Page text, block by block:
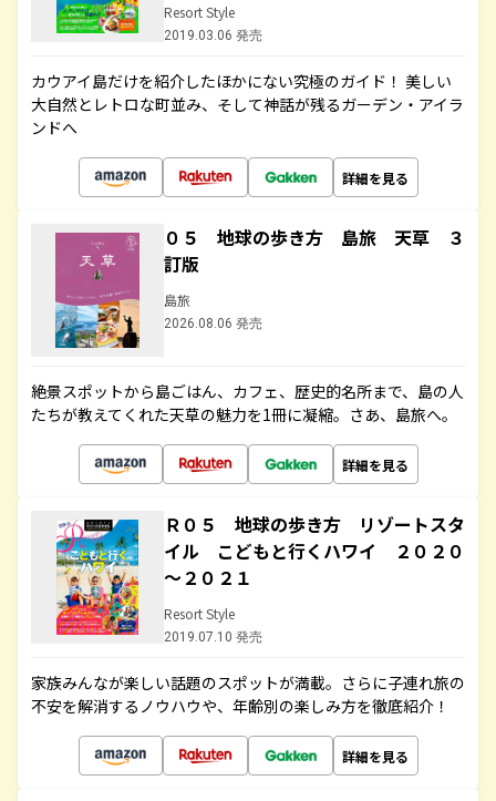
Resort Style
2019.03.06 発売
カウアイ島だけを紹介したほかにない究極のガイド！ 美しい
大自然とレトロな町並み、そして神話が残るガーデン・アイラ
ンドへ
詳細を見る
０５ 地球の歩き方 島旅 天草 ３
訂版
島旅
2026.08.06 発売
絶景スポットから島ごはん、カフェ、歴史的名所まで、島の人
たちが教えてくれた天草の魅力を1冊に凝縮。さあ、島旅へ。
詳細を見る
Ｒ０５ 地球の歩き方 リゾートスタ
イル こどもと行くハワイ ２０２０
～２０２１
Resort Style
2019.07.10 発売
家族みんなが楽しい話題のスポットが満載。さらに子連れ旅の
不安を解消するノウハウや、年齢別の楽しみ方を徹底紹介！
詳細を見る